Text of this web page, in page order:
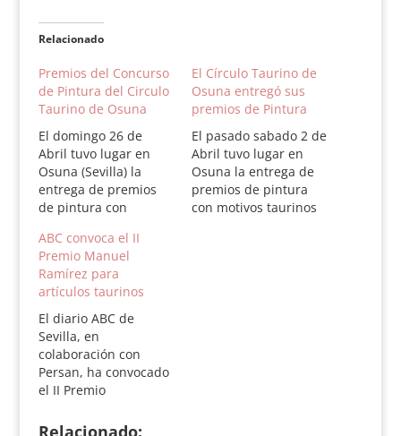
Relacionado
Premios del Concurso
de Pintura del Circulo
Taurino de Osuna
El domingo 26 de
Abril tuvo lugar en
Osuna (Sevilla) la
entrega de premios
de pintura con
desde el Círculo
Cultural Taurino de
Osuna y en
colaboración con
el Ayuntamiento de
Osuna y el patrocino
de la Diputación de
Sevilla, se viene
organizando desde
participantes
El Círculo Taurino de
Osuna entregó sus
premios de Pintura
El pasado sabado 2 de
Abril tuvo lugar en
Osuna la entrega de
premios de pintura
con motivos taurinos
ABC convoca el II
Premio Manuel
Ramírez para
artículos taurinos
El diario ABC de
Sevilla, en
colaboración con
Persan, ha convocado
el II Premio
ABC-Manuel Ramírez
Relacionado: